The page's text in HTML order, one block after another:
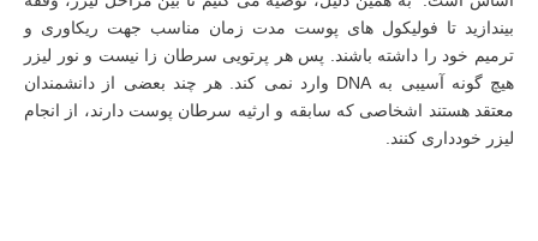
بیندازید تا فولیکول‌ های پوست مدت زمان مناسب جهت ریکاوری و
ترمیم خود را داشته باشند. پس هر پرتویی سرطان زا نیست و نور لیزر
هیچ گونه آسیبی به DNA وارد نمی کند. هر چند بعضی از دانشمندان
معتقد هستند اشخاصی که سابقه و ارثیه سرطان پوست دارند، از انجام
لیزر خودداری کنند.